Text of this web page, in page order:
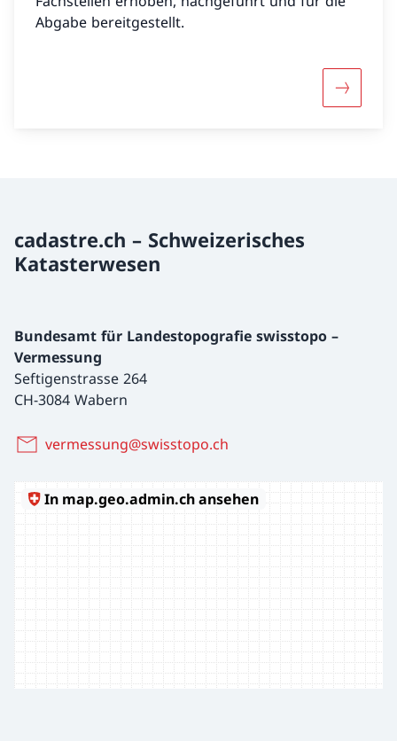
Abgabe bereitgestellt.
Mehr
cadastre.ch – Schweizerisches
Katasterwesen
Bundesamt für Landestopografie swisstopo –
Vermessung
Seftigenstrasse 264
CH-3084 Wabern
vermessung@swisstopo.ch